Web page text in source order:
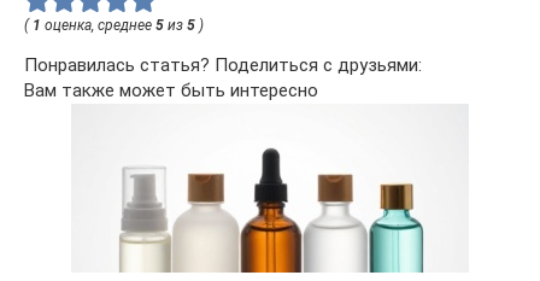
( 1 оценка, среднее 5 из 5 )
Понравилась статья? Поделиться с друзьями:
Вам также может быть интересно